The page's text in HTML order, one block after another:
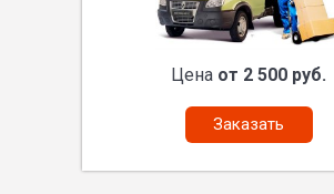
Цена от 2 500 руб.
Заказать